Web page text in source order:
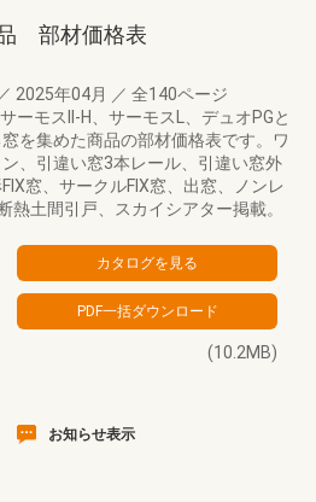
部材価格表
／ 2025年04月 ／ 全140ページ
ーモスII-H、サーモスL、デュオPGと
を集めた商品の部材価格表です。ワ
、引違い窓3本レール、引違い窓外
窓、サークルFIX窓、出窓、ノンレ
熱土間引戸、スカイシアター掲載。
(10.2MB)
お知らせ表示